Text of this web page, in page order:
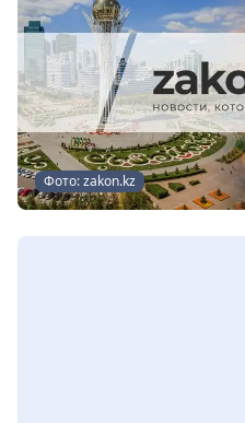
Фото: zakon.kz